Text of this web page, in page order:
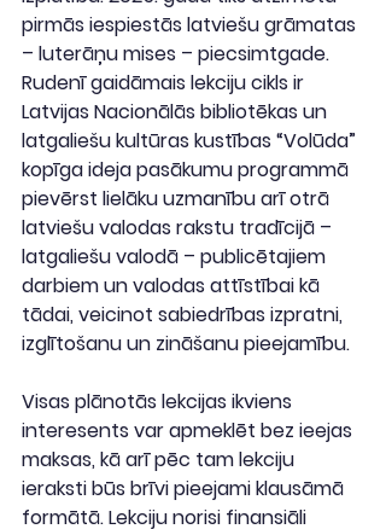
pirmās iespiestās latviešu grāmatas
– luterāņu mises – piecsimtgade.
Rudenī gaidāmais lekciju cikls ir
Latvijas Nacionālās bibliotēkas un
latgaliešu kultūras kustības “Volūda”
kopīga ideja pasākumu programmā
pievērst lielāku uzmanību arī otrā
latviešu valodas rakstu tradīcijā –
latgaliešu valodā – publicētajiem
darbiem un valodas attīstībai kā
tādai, veicinot sabiedrības izpratni,
izglītošanu un zināšanu pieejamību.
Visas plānotās lekcijas ikviens
interesents var apmeklēt bez ieejas
maksas, kā arī pēc tam lekciju
ieraksti būs brīvi pieejami klausāmā
formātā. Lekciju norisi finansiāli